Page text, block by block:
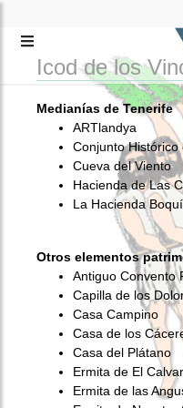
Icod de los
Medianías de Tenerife
ARTlandya
Conjunto
Cueva del Viento
Hacienda de Las
La Hacienda
Otros elementos
Antiguo Convento
Capilla de los
Casa Campino
Casa de los
Casa del Plátano
Ermita de El
Ermita de las